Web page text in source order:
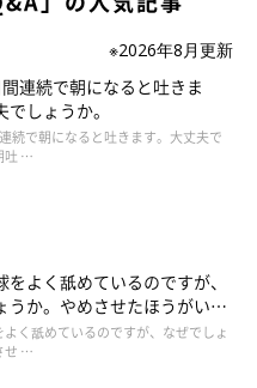
※2026年8月更新
連続で朝になると吐きま
しょうか。
続で朝になると吐きます。大丈夫で
吐 …
をよく舐めているのですが、
うか。やめさせたほうがいい
か。
よく舐めているのですが、なぜでしょ
せ …